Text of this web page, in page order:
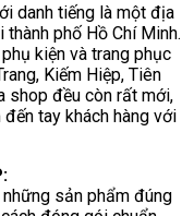
danh tiếng là một địa
phố Hồ Chí Minh.
kiện và trang phục
Kiếm Hiệp, Tiên
shop đều còn rất mới,
tay khách hàng với
sản phẩm đúng